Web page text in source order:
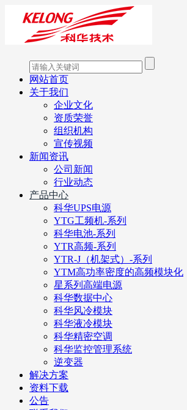
网站首页
关于我们
企业文化
资质荣誉
组织机构
宣传视频
新闻资讯
公司新闻
行业动态
产品中心
科华UPS电源
YTG工频机-系列
科华电池-系列
YTR高频-系列
YTR-J（机架式）-系列
YTM高功率密度的高频模块化
星系列高端电源
科华数据中心
科华风冷模块
科华液冷模块
科华精密空调
科华监控管理系统
逆变器
解决方案
资料下载
公告